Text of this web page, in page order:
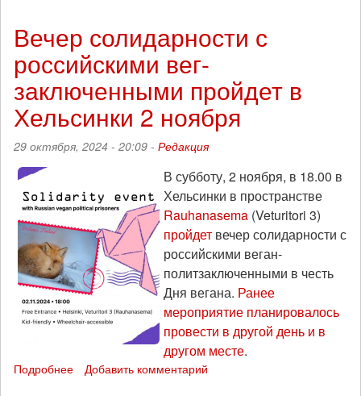
"Сети"
Андрея
Чернова
этапировали
в
другую
в
Вечер солидарности с
российскими вег-
заключенными пройдет в
Хельсинки 2 ноября
29 октября, 2024 - 20:09 - Редакция
В субботу, 2 ноября, в 18.00 в
Хельсинки в пространстве
Rauhanasema (Veturitori 3)
пройдет вечер солидарности с
российскими веган-
политзаключенными в честь
Дня вегана. Ранее
мероприятие планировалось
провести в другой день и в
другом месте.
Подробнее Добавить комментарий